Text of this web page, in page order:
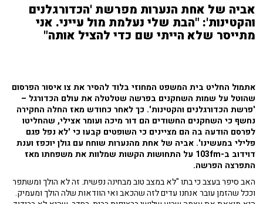
אביה של אחת הנערות מפרשת 'הכדורגלנים
והקטינות': "הבת שלי נעלמת מול עייני. אני
מתייסר שלא הייתי שם כדי להציל אותה"
אתמול החליט בית המשפט המחוזי בלוד להסיר את צו איסור הפרסום
שהוטל על שמות השחקנים בפרשה שטלטלה את עולם הכדורגל –
'פרשת הכדורגלנים והקטינות'. כך לאחר כחודש מאז החלה החקירה
נחשף כי השחקנים החשודים הם דור מיכה ועומר אצילי, שהחליטו
לפרסם הודעה בה הם מציינים כי השופטים קבעו כי 'לא נפל פגם
פלילי במעשינו'. אביה של אחת מהנערות שוחח עם גולן יוכפז וענת
דוידוב ב-103fm על התחושות הקשות שמלוות את משפחתו מאז
התפרצה הפרשה.
האב סיפר בעצב כי בתו "לא במצב טוב מבחינה נפשית. זה לא הולך ומשתפר
וככל שהזמן עובר אנחנו עדים לזה שהכאב ואי הוודאות שלה הולך ומעמיק.